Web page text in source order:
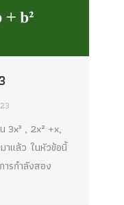
3x³ , 2x² +x,
าแล้ว ในหัวข้อนี้
ารกำลังสอง